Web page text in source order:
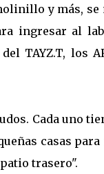
y más, se
ingresar al
TAYZ.T, los
Cada uno
casas para
trasero".